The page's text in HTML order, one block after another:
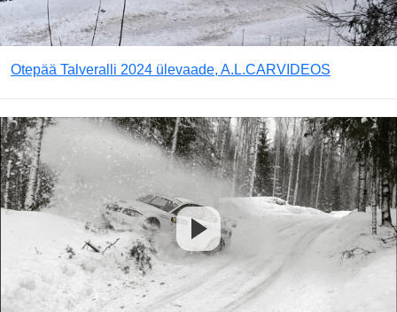
Otepää Talveralli 2024 ülevaade, A.L.CARVIDEOS